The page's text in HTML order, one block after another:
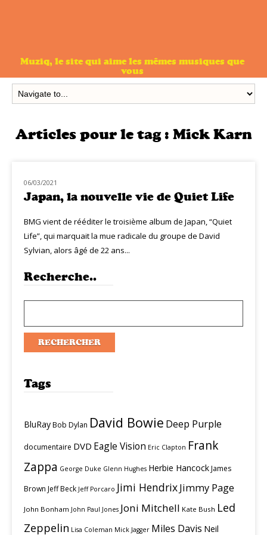
Muziq, le site qui aime les mêmes musiques que
vous
Articles pour le tag : Mick Karn
CLASSIQ ROCK
06/03/2021
Japan, la nouvelle vie de Quiet Life
BMG vient de rééditer le troisième album de Japan, “Quiet
Life”, qui marquait la mue radicale du groupe de David
Sylvian, alors âgé de 22 ans...
Recherche..
Tags
BluRayBob Dylan David Bowie Deep Purple
documentaire DVD Eagle Vision Eric Clapton Frank
Zappa George Duke Glenn Hughes Herbie HancockJames
Brown Jeff Beck Jeff Porcaro Jimi HendrixJimmy Page
John Bonham John Paul Jones Joni Mitchell Kate Bush Led
Zeppelin Lisa Coleman Mick Jagger Miles Davis Neil